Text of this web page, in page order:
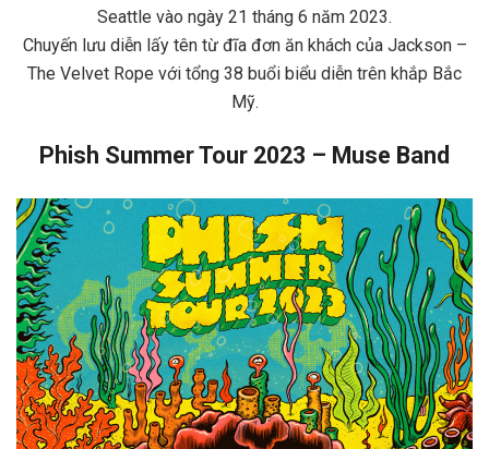
Seattle vào ngày 21 tháng 6 năm 2023.
Chuyến lưu diễn lấy tên từ đĩa đơn ăn khách của Jackson –
The Velvet Rope với tổng 38 buổi biểu diễn trên khắp Bắc
Mỹ.
Phish Summer Tour 2023 – Muse Band